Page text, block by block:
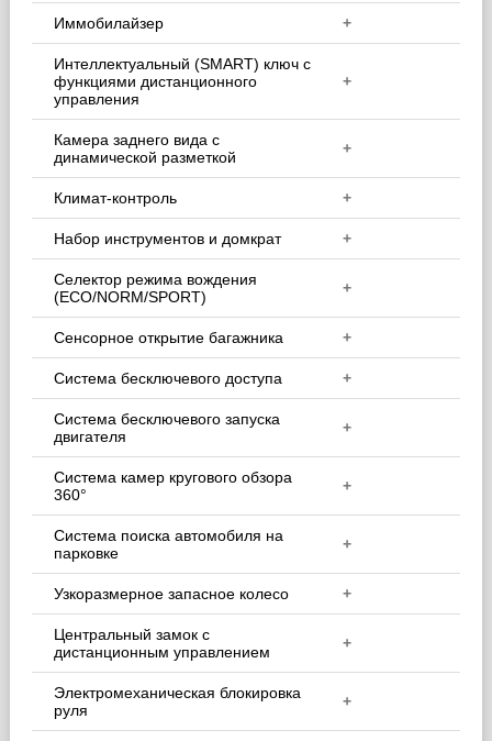
Иммобилайзер +
Интеллектуальный (SMART) ключ с
функциями дистанционного
управления
+
Камера заднего вида с
динамической разметкой
+
Климат-контроль +
Набор инструментов и домкрат +
Селектор режима вождения
(ECO/NORM/SPORT)
+
Сенсорное открытие багажника +
Система бесключевого доступа +
Система бесключевого запуска
двигателя
+
Система камер кругового обзора
360°
+
Система поиска автомобиля на
парковке
+
Узкоразмерное запасное колесо +
Центральный замок с
дистанционным управлением
+
Электромеханическая блокировка
руля
+